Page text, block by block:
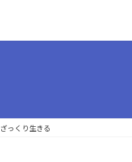
ざっくり生きる